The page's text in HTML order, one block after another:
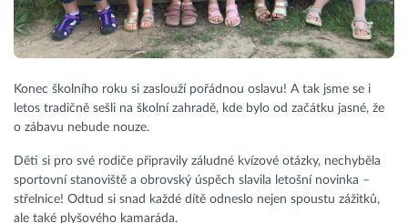
Konec školního roku si zaslouží pořádnou oslavu! A tak jsme se i
letos tradičně sešli na školní zahradě, kde bylo od začátku jasné, že
o zábavu nebude nouze.
Děti si pro své rodiče připravily záludné kvízové otázky, nechyběla
sportovní stanoviště a obrovský úspěch slavila letošní novinka –
střelnice! Odtud si snad každé dítě odneslo nejen spoustu zážitků,
ale také plyšového kamaráda.